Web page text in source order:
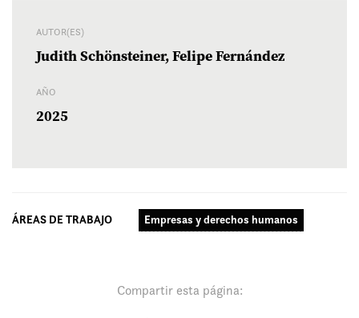
AUTOR(ES)
Judith Schönsteiner, Felipe Fernández
AÑO
2025
ÁREAS DE TRABAJO Empresas y derechos humanos
Compartir esta página: